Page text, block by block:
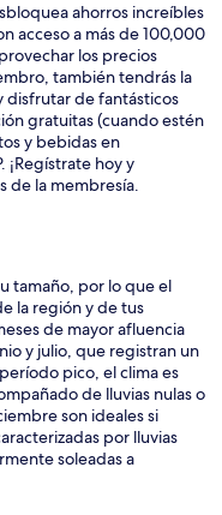
ahorros increíbles
acceso a más de 100,000
los precios
también tendrás la
disfrutar de fantásticos
gratuitas (cuando estén
y bebidas en
¡Regístrate hoy y
de la membresía.
tamaño, por lo que el
la región y de tus
de mayor afluencia
y julio, que registran un
pico, el clima es
de lluvias nulas o
son ideales si
por lluvias
soleadas a